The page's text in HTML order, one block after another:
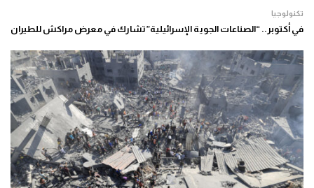
تكنولوجيا
في أكتوبر.. “الصناعات الجوية الإسرائيلية” تشارك في معرض مراكش للطيران